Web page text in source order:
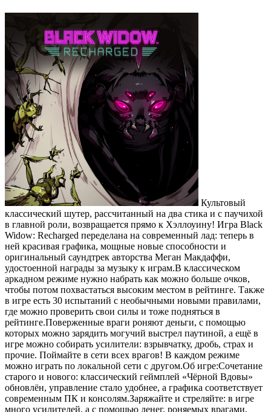
Культовый
классический шутер, рассчитанный на два стика и с паучихой
в главной роли, возвращается прямо к Хэллоуину! Игра Black
Widow: Recharged переделана на современный лад: теперь в
ней красивая графика, мощные новые способности и
оригинальный саундтрек авторства Меган Макдаффи,
удостоенной награды за музыку к играм.В классическом
аркадном режиме нужно набрать как можно больше очков,
чтобы потом похвастаться высоким местом в рейтинге. Также
в игре есть 30 испытаний с необычными новыми правилами,
где можно проверить свои силы и тоже подняться в
рейтинге.Поверженные враги роняют деньги, с помощью
которых можно зарядить могучий выстрел паутиной, а ещё в
игре можно собирать усилители: взрывчатку, дробь, страх и
прочие. Поймайте в сети всех врагов! В каждом режиме
можно играть по локальной сети с другом.Об игре:Сочетание
старого и нового: классический геймплей «Чёрной Вдовы»
обновлён, управление стало удобнее, а графика соответствует
современным ПК и консолям.Заряжайте и стреляйте: в игре
много усилителей, а с помощью денег, роняемых врагами,